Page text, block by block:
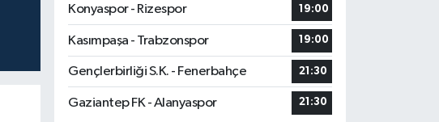
Konyaspor - Rizespor
19:00
Kasımpaşa - Trabzonspor 19:00
Gençlerbirliği S.K. - Fenerbahçe 21:30
Gaziantep FK - Alanyaspor 21:30